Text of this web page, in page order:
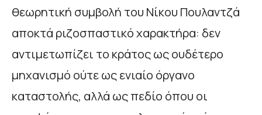
θεωρητική συμβολή του Νίκου Πουλαντζά
αποκτά ριζοσπαστικό χαρακτήρα: δεν
αντιμετωπίζει το κράτος ως ουδέτερο
μηχανισμό ούτε ως ενιαίο όργανο
καταστολής, αλλά ως πεδίο όπου οι